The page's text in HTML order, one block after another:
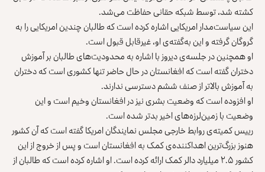
کشته شد، توسط شبکه حقانی حفاظت می‌شد.
این سیاست‌مدار امریکایی اشاره کرده است که طالبان چندین امریکایی را به
گروگان گرفته و این به‌گفته‌ی او، غیرقابل قبول است.
او همچنین در جلسه‌ی دیروز با اشاره به محدودیت‌های طالبان بر آموزش
دختران گفته است که افغانستان در حال حاضر تنها کشوری است که دختران
به آموزش بالاتر از صنف ششم دسترسی ندارند.
او افزوده است که وضعیت بشری نیز در افغانستان وخیم است و این
وضعیت با زمین‌لرزه‌های اخیر بدتر شده است.
رییس کمیته‌ی روابط خارجی مجلس نمایندگان امریکا گفته است که آن کشور
هنوز بزرگ‌ترین اهداکننده‌ی کمک به افغانستان است و پس از خروج از این
کشور ۲.۵ میلیارد دالر کمک ارائه کرده است. او اشاره کرده است که طالبان از